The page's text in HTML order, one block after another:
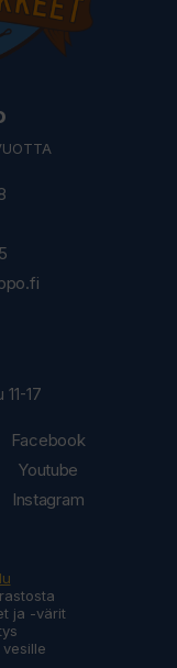
17
Facebook
Youtube
Instagram
ja -värit